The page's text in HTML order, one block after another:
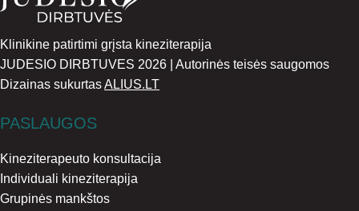
Klinikine patirtimi grįsta kineziterapija
JUDESIO DIRBTUVES 2026 | Autorinės teisės saugomos
Dizainas sukurtasALIUS.LT
PASLAUGOS
Kineziterapeuto konsultacija
Individuali kineziterapija
Grupinės mankštos